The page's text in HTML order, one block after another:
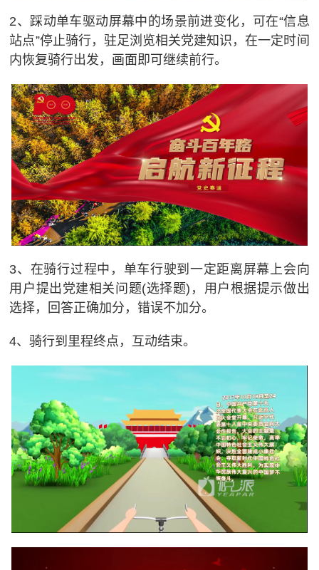
2、踩动单车驱动屏幕中的场景前进变化，可在“信息
站点”停止骑行，驻足浏览相关党建知识，在一定时间
内恢复骑行出发，画面即可继续前行。
3、在骑行过程中，单车行驶到一定距离屏幕上会向
用户提出党建相关问题(选择题)，用户根据提示做出
选择，回答正确加分，错误不加分。
4、骑行到里程终点，互动结束。